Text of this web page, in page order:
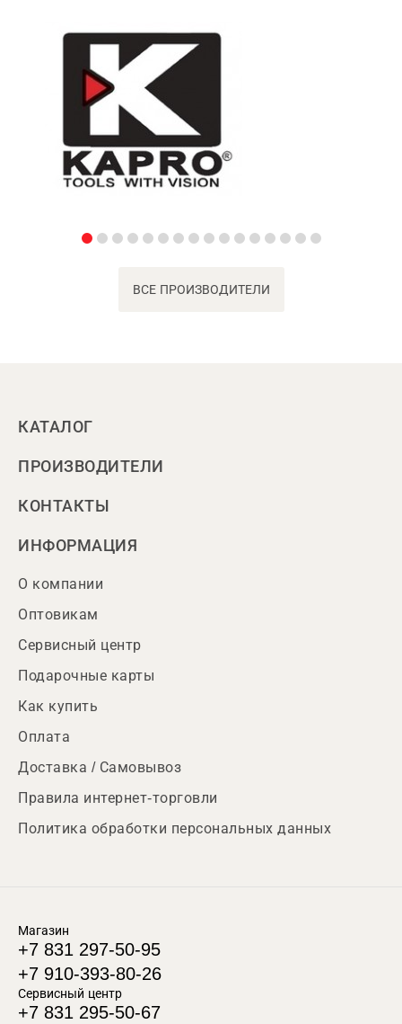
ВСЕ ПРОИЗВОДИТЕЛИ
КАТАЛОГ
ПРОИЗВОДИТЕЛИ
КОНТАКТЫ
ИНФОРМАЦИЯ
О компании
Оптовикам
Сервисный центр
Подарочные карты
Как купить
Оплата
Доставка / Самовывоз
Правила интернет-торговли
Политика обработки персональных данных
Магазин
+7 831 297-50-95
+7 910-393-80-26
Сервисный центр
+7 831 295-50-67